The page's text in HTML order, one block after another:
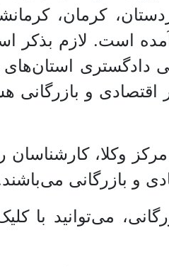
کرمان،
آمده است. لازم
دادگستری
و بازرگانی
وکلا،
می‌توانید با